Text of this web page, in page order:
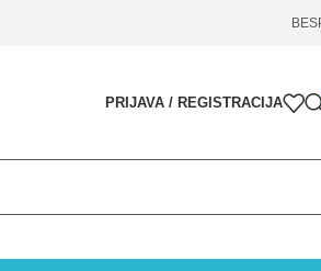
PRIJAVA / REGISTRACIJA